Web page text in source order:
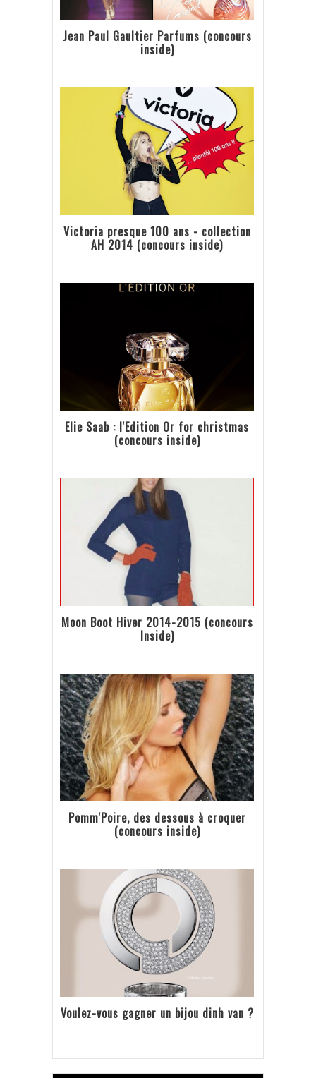
Jean Paul Gaultier Parfums (concours
inside)
Victoria presque 100 ans - collection
AH 2014 (concours inside)
Elie Saab : l'Edition Or for christmas
(concours inside)
Moon Boot Hiver 2014-2015 (concours
Inside)
Pomm'Poire, des dessous à croquer
(concours inside)
Voulez-vous gagner un bijou dinh van ?